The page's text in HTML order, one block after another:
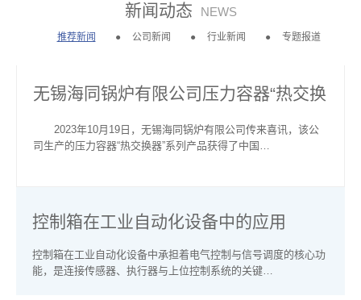
新闻动态 NEWS
推荐新闻 公司新闻 行业新闻 专题报道
无锡海同锅炉有限公司压力容器“热交换
2023年10月19日，无锡海同锅炉有限公司传来喜讯，该公
司生产的压力容器“热交换器”系列产品获得了中国…
控制箱在工业自动化设备中的应用
控制箱在工业自动化设备中承担着电气控制与信号调度的核心功
能，是连接传感器、执行器与上位控制系统的关键…